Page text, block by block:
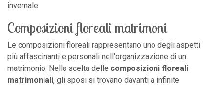
invernale.
Composizioni floreali matrimoni
Le composizioni floreali rappresentano uno degli aspetti
più affascinanti e personali nell'organizzazione di un
matrimonio. Nella scelta delle composizioni floreali
matrimoniali, gli sposi si trovano davanti a infinite